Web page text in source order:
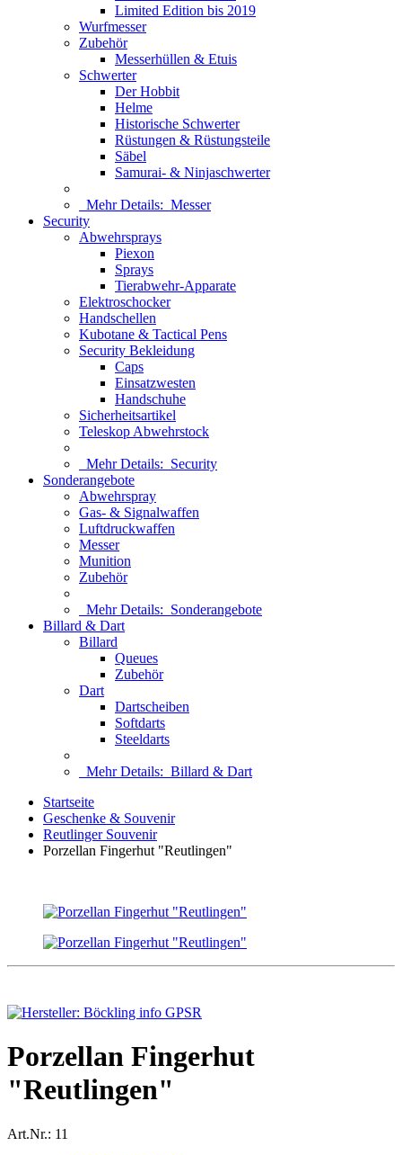
Limited Edition bis 2019
Wurfmesser
Zubehör
Messerhüllen & Etuis
Schwerter
Der Hobbit
Helme
Historische Schwerter
Rüstungen & Rüstungsteile
Säbel
Samurai- & Ninjaschwerter
Mehr Details: Messer
Security
Abwehrsprays
Piexon
Sprays
Tierabwehr-Apparate
Elektroschocker
Handschellen
Kubotane & Tactical Pens
Security Bekleidung
Caps
Einsatzwesten
Handschuhe
Sicherheitsartikel
Teleskop Abwehrstock
Mehr Details: Security
Sonderangebote
Abwehrspray
Gas- & Signalwaffen
Luftdruckwaffen
Messer
Munition
Zubehör
Mehr Details: Sonderangebote
Billard & Dart
Billard
Queues
Zubehör
Dart
Dartscheiben
Softdarts
Steeldarts
Mehr Details: Billard & Dart
Startseite
Geschenke & Souvenir
Reutlinger Souvenir
Porzellan Fingerhut "Reutlingen"
Porzellan Fingerhut
"Reutlingen"
Art.Nr.: 11